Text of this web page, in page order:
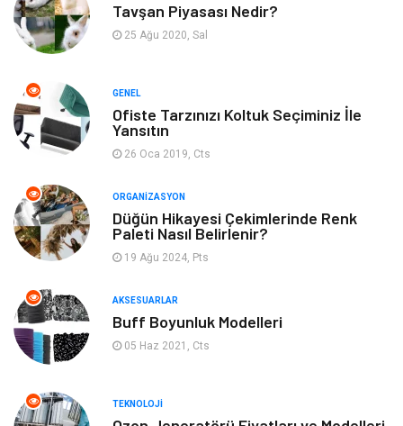
Tatil
Yeme & İçme Spor
Gençlik & Eğlence Keyif & Hobi
Aksesuarlar
Mobilya
Gayrimenkul
Ev İşleri
Tavşan Piyasası Nedir?
25 Ağu 2020, Sal
GENEL
Ofiste Tarzınızı Koltuk Seçiminiz İle
Yansıtın
26 Oca 2019, Cts
ORGANIZASYON
Düğün Hikayesi Çekimlerinde Renk
Paleti Nasıl Belirlenir?
19 Ağu 2024, Pts
AKSESUARLAR
Buff Boyunluk Modelleri
05 Haz 2021, Cts
TEKNOLOJI